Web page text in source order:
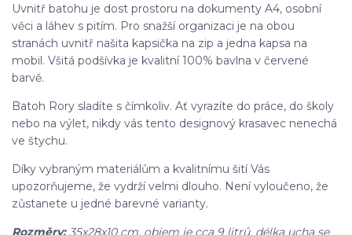
Uvnitř batohu je dost prostoru na dokumenty A4, osobní
věci a láhev s pitím. Pro snažší organizaci je na obou
stranách uvnitř našita kapsička na zip a jedna kapsa na
mobil. Všitá podšívka je kvalitní 100% bavlna v červené
barvě.
Batoh Rory sladíte s čímkoliv. Ať vyrazíte do práce, do školy
nebo na výlet, nikdy vás tento designový krasavec nenechá
ve štychu.
Díky vybraným materiálům a kvalitnímu šití Vás
upozorňujeme, že vydrží velmi dlouho. Není vyloučeno, že
zůstanete u jedné barevné varianty.
Rozměry:35x28x10 cm, objem je cca 9 litrů, délka ucha se